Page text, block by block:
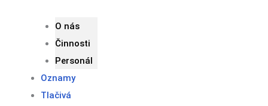
O nás
Činnosti
Personál
Oznamy
Tlačivá